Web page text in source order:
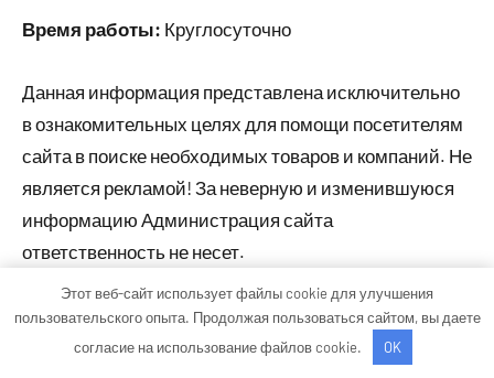
Время работы: Круглосуточно
Данная информация представлена исключительно
в ознакомительных целях для помощи посетителям
сайта в поиске необходимых товаров и компаний. Не
является рекламой! За неверную и изменившуюся
информацию Администрация сайта
ответственность не несет.
Этот веб-сайт использует файлы cookie для улучшения
пользовательского опыта. Продолжая пользоваться сайтом, вы даете
согласие на использование файлов cookie.
OK